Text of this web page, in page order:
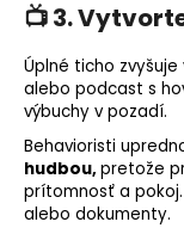
📺 3.
Úplné ticho
alebo podcast s
výbuchy v pozadí.
Behavioristi
hudbou,pretože
prítomnosť a
alebo dokumenty.